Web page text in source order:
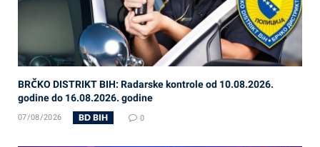
BRČKO DISTRIKT BIH: Radarske kontrole od 10.08.2026.
godine do 16.08.2026. godine
07/08/2026 BD BIH 0